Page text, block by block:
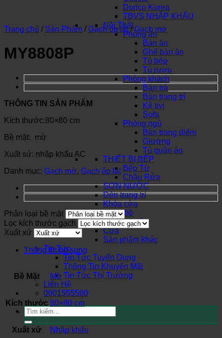
Dorico Korea
TBVS NHẬP KHẨU
Nội Thất
Phòng ăn
Bàn ăn
Ghế bàn ăn
Tủ bếp
Tủ rượu
Phòng khách
Bàn trà
Bàn trang trí
Kệ tivi
Sofa
Phòng ngủ
Bàn trang điểm
Giường
Tủ quần áo
THIẾT BỊ BẾP
Bếp Từ
Chậu Rửa
SƠN NƯỚC
Đèn trang trí
Khóa cửa
Đồng hồ
Đồ trang trí
Cửa
Sản phẩm khác
Tin Tức
Tin Tức Tuyển Dụng
Thông Tin Khuyến Mãi
Tin Tức Thị Trường
Liên Hệ
0901555580
Tìm
kiếm:
Trang chủ / Sản Phẩm / Gạch ốp lát / Gạch mờ
MY8808P
THÔNG TIN SẢN PHẨM
Kích thước:80×80 cm
Bề mặt: mờ
Xuất sứ: nhập khẩu AC
Danh mục: Gạch mờ, Gạch ốp lát
Phân loại bề mặt
Lọc kích thước gạch
Xuất xứ
Thông tin bổ sung
Bề Mặt Mờ
Kích thước 80×80 cm
Xuất xứ Nhập khẩu